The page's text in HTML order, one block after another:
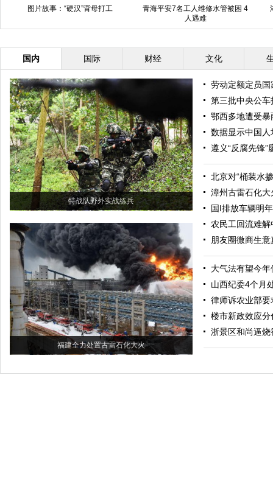
图片故事：“硬汉”背母打工
青海平安7名工人维修水管被困 4
人遇难
国内 国际 财经 文化
特战队野外实战练兵
福建全力处置古雷石化大火
劳动定额定员
第三批中央公
鄂西多地遭受暴
数据显示中国
遵义“反腐先锋”
北京对“桶装水
漳州古雷石化
国I排放车辆明
农民工回流难解
朋友圈微商生
大气法有望今
山西纪委4个月
律师诉农业部
楼市新政效应
浙景区和尚逼